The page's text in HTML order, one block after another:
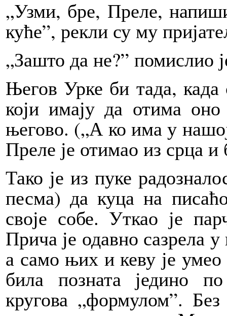
„Узми, бре, Преле,
куће”, рекли су му
„Зашто да не?” помислио
Његов Урке би тада,
који имају да отима
његово. („А ко има у
Преле је отимао из срца и
Тако је из пуке
песма) да куца на
своје собе. Уткао је
Прича је одавно сазрела
а само њих и кеву је
била позната једино
кругова „формулом”.